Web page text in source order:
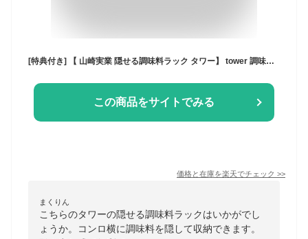
[特典付き] 【 山崎実業 隠せる調味料ラック タワー】 tower 調味料 ラック 収納棚 コンロ横 コンロサイド スリム 隙間収納 キッチン 引き出し オイル スパイス シュガーケース キッチン収納 マグネット 6003 6004 ホワイト ブラック 白 黒 YAMAZAKI 公式
この商品をサイトでみる
価格と在庫を楽天でチェック >>
まくりん
こちらのタワーの隠せる調味料ラックはいかがでし
ょうか。コンロ横に調味料を隠して収納できます。